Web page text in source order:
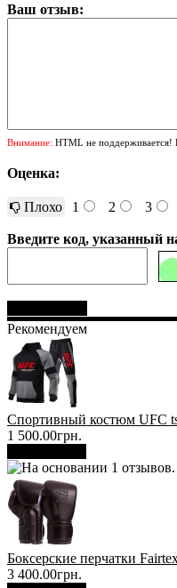
Ваш отзыв:
Внимание: HTML не поддерживается!
Оценка:
Плохо 1 2 3
Введите код, указанный
Рекомендуем
Спортивный костюм UFC
1 500.00грн.
Боксерские перчатки
3 400.00грн.